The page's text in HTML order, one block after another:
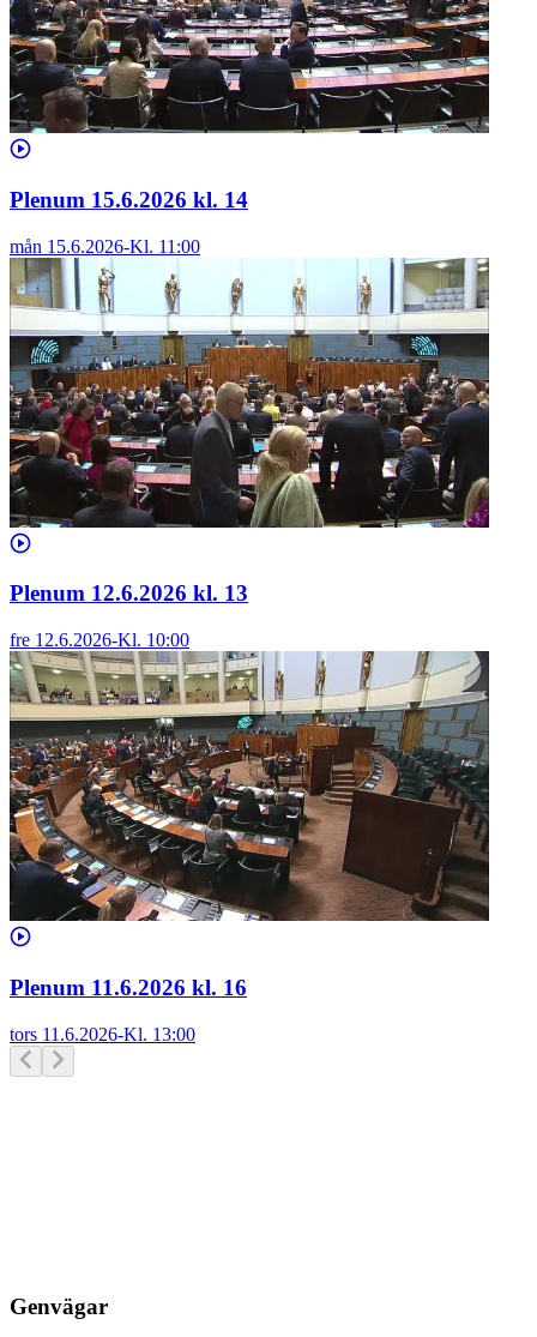
Plenum 15.6.2026 kl. 14
mån 15.6.2026-Kl. 11:00
Plenum 12.6.2026 kl. 13
fre 12.6.2026-Kl. 10:00
Plenum 11.6.2026 kl. 16
tors 11.6.2026-Kl. 13:00
Genvägar